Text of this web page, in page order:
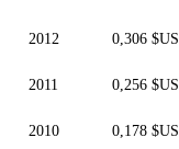
2012 0,306 $US
2011 0,256 $US
2010 0,178 $US